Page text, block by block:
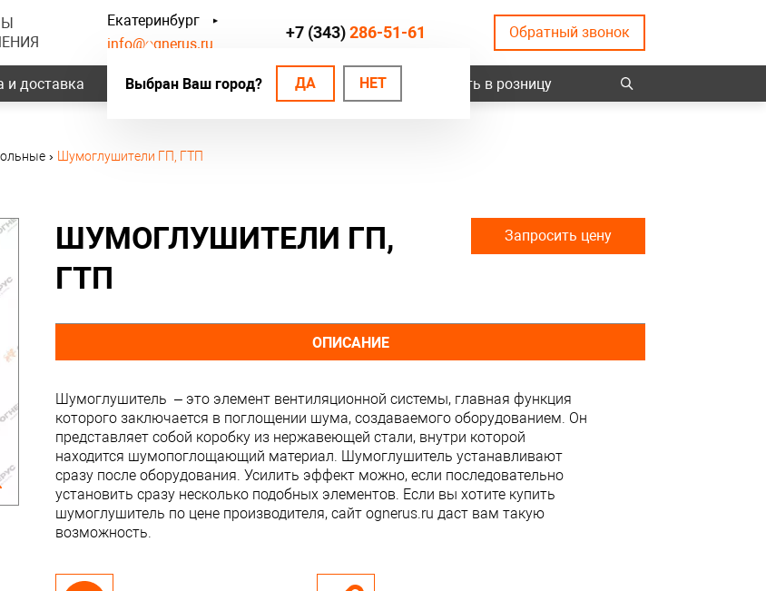
Екатеринбург
Выбран Ваш город? ДА НЕТ
info@ognerus.ru
+7 (343)286-51-61 Обратный звонок
и доставка Наши объекты Контакты Купить в розницу
› Шумоглушители ГП, ГТП
ШУМОГЛУШИТЕЛИ ГП,
ГТП
Запросить цену
ОПИСАНИЕ
Шумоглушитель – это элемент вентиляционной системы, главная функция
которого заключается в поглощении шума, создаваемого оборудованием. Он
представляет собой коробку из нержавеющей стали, внутри которой
находится шумопоглощающий материал. Шумоглушитель устанавливают
сразу после оборудования. Усилить эффект можно, если последовательно
установить сразу несколько подобных элементов. Если вы хотите купить
шумоглушитель по цене производителя, сайт ognerus.ru даст вам такую
возможность.